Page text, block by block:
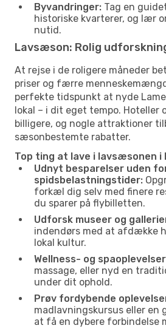
Byvandringer: Tag en
historiske kvarterer, og lær
nutid.
Lavsæson: Rolig
At rejse i de roligere måneder
priser og færre
perfekte tidspunkt at nyde
lokal – i dit eget tempo. Hoteller
billigere, og nogle attraktioner
sæsonbestemte rabatter.
Top ting at lave i lavsæsonen i
Udnyt besparelser uden
spidsbelastningstider:
forkæl dig selv med finere
du sparer på flybilletten.
Udforsk museer og
indendørs med at afdække
lokal kultur.
Wellness- og
massage, eller nyd en
under dit ophold.
Prøv fordybende
madlavningskursus eller en
at få en dybere forbindelse